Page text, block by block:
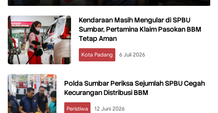
Kendaraan Masih Mengular di SPBU
Sumbar, Pertamina Klaim Pasokan BBM
Tetap Aman
Kota Padang 6 Juli 2026
Polda Sumbar Periksa Sejumlah SPBU Cegah
Kecurangan Distribusi BBM
Peristiwa 12 Juni 2026